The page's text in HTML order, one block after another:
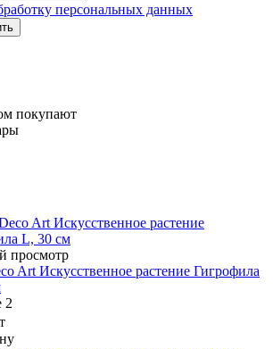
персональных данных
покупают
просмотр
Art Искусственное растение Гигрофила
2